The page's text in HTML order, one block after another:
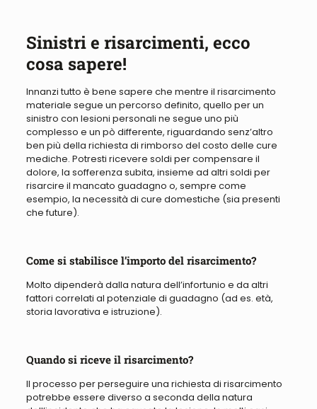
Sinistri e risarcimenti, ecco
cosa sapere!
Innanzi tutto è bene sapere che mentre il risarcimento
materiale segue un percorso definito, quello per un
sinistro con lesioni personali ne segue uno più
complesso e un pò differente, riguardando senz’altro
ben più della richiesta di rimborso del costo delle cure
mediche. Potresti ricevere soldi per compensare il
dolore, la sofferenza subita, insieme ad altri soldi per
risarcire il mancato guadagno o, sempre come
esempio, la necessità di cure domestiche (sia presenti
che future).
Come si stabilisce l’importo del risarcimento?
Molto dipenderà dalla natura dell’infortunio e da altri
fattori correlati al potenziale di guadagno (ad es. età,
storia lavorativa e istruzione).
Quando si riceve il risarcimento?
Il processo per perseguire una richiesta di risarcimento
potrebbe essere diverso a seconda della natura